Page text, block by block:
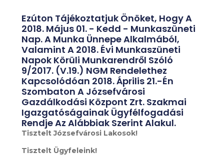
Ezúton Tájékoztatjuk Önöket, Hogy A
2018. Május 01. - Kedd - Munkaszüneti
Nap. A Munka Ünnepe Alkalmából,
Valamint A 2018. Évi Munkaszüneti
Napok Körüli Munkarendről Szóló
9/2017. (V.19.) NGM Rendelethez
Kapcsolódóan 2018. Április 21.-Én
Szombaton A Józsefvárosi
Gazdálkodási Központ Zrt. Szakmai
Igazgatóságainak Ügyfélfogadási
Rendje Az Alábbiak Szerint Alakul.
Tisztelt Józsefvárosi Lakosok!
Tisztelt Ügyfeleink!